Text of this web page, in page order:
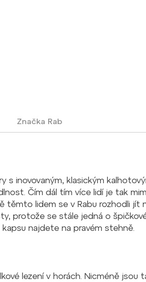
Značka Rab
s inovovaným, klasickým
Čím dál tím více lidí je tak
těmto lidem se v Rabu rozhodli jít
protože se stále jedná o
najdete na pravém stehně.
lezení v horách. Nicméně jsou